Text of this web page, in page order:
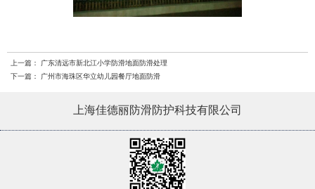
上一篇： 广东清远市新北江小学防滑地面防滑处理
下一篇： 广州市海珠区华立幼儿园餐厅地面防滑
上海佳德丽防滑防护科技有限公司